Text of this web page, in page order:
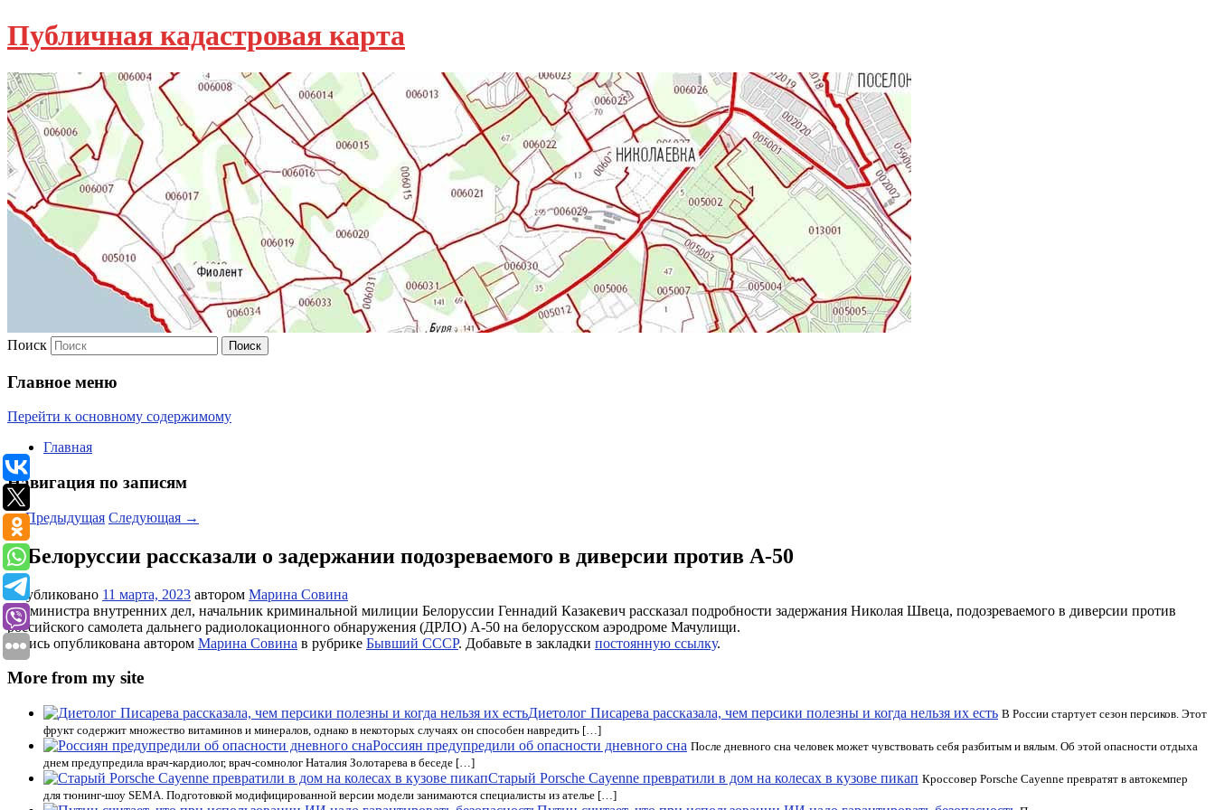
Публичная кадастровая карта
Поиск
Главное меню
Перейти к основному содержимому
Главная
Навигация по записям
←Предыдущая Следующая →
В Белоруссии рассказали о задержании подозреваемого в диверсии против А-50
Опубликовано 11 марта, 2023 автором Марина Совина
Замминистра внутренних дел, начальник криминальной милиции Белоруссии Геннадий Казакевич рассказал подробности задержания Николая Швеца, подозреваемого в диверсии против
российского самолета дальнего радиолокационного обнаружения (ДРЛО) А-50 на белорусском аэродроме Мачулищи.
Запись опубликована автором Марина Совина в рубрике Бывший СССР. Добавьте в закладки постоянную ссылку.
More from my site
Диетолог Писарева рассказала, чем персики полезны и когда нельзя их есть В России стартует сезон персиков. Этот
фрукт содержит множество витаминов и минералов, однако в некоторых случаях он способен навредить […]
Россиян предупредили об опасности дневного сна После дневного сна человек может чувствовать себя разбитым и вялым. Об этой опасности отдыха
днем предупредила врач-кардиолог, врач-сомнолог Наталия Золотарева в беседе […]
Старый Porsche Cayenne превратили в дом на колесах в кузове пикап Кроссовер Porsche Cayenne превратят в автокемпер
для тюнинг-шоу SEMA. Подготовкой модифицированной версии модели занимаются специалисты из ателье […]